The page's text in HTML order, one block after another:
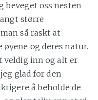
beveget oss nesten
større
så raskt at
og deres natur.
veldig inn og alt er
glad for den
å beholde de